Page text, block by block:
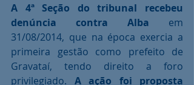
A 4ª Seção do tribunal recebeu
denúncia contra Alba em
31/08/2014, que na época exercia a
primeira gestão como prefeito de
Gravataí, tendo direito a foro
privilegiado. A ação foi proposta